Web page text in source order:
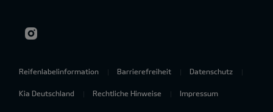
Reifenlabelinformation Barrierefreiheit Datenschutz
Kia Deutschland Rechtliche Hinweise Impressum